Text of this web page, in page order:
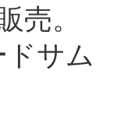
売。
サム